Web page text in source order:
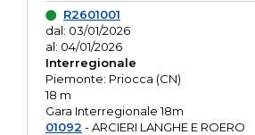
R2601001
dal: 03/01/2026
al: 04/01/2026
Interregionale
Piemonte: Priocca (CN)
18 m
Gara Interregionale 18m
01092 - ARCIERI LANGHE E ROERO